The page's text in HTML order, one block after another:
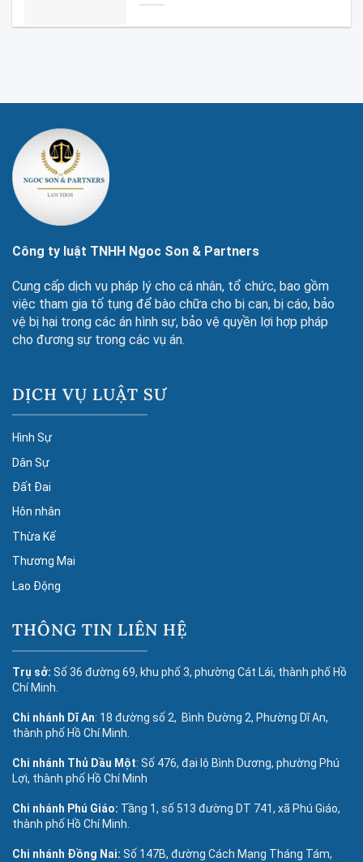
Công ty luật TNHH Ngoc Son & Partners
Cung cấp dịch vụ pháp lý cho cá nhân, tổ chức, bao gồm
việc tham gia tố tụng để bào chữa cho bị can, bị cáo, bảo
vệ bị hại trong các án hình sự, bảo vệ quyền lợi hợp pháp
cho đương sự trong các vụ án.
DỊCH VỤ LUẬT SƯ
Hình Sự
Dân Sự
Đất Đai
Hôn nhân
Thừa Kế
Thương Mại
Lao Động
THÔNG TIN LIÊN HỆ
Trụ sở: Số 36 đường 69, khu phố 3, phường Cát Lái, thành phố Hồ
Chí Minh.
Chi nhánh Dĩ An: 18 đường số 2, Bình Đường 2, Phường Dĩ An,
thành phố Hồ Chí Minh.
Chi nhánh Thủ Dầu Một: Số 476, đại lộ Bình Dương, phường Phú
Lợi, thành phố Hồ Chí Minh
Chi nhánh Phú Giáo: Tầng 1, số 513 đường DT 741, xã Phú Giáo,
thành phố Hồ Chí Minh.
Chi nhánh Đồng Nai: Số 147B, đường Cách Mạng Tháng Tám,